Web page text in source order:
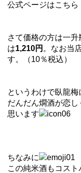
公式ページはこち
さて価格の方は一升
は1,210円 。なお当
す。（10％税込）
というわけで臥龍梅
だんだん燗酒が恋
思います
ちなみに
この純米酒もコス